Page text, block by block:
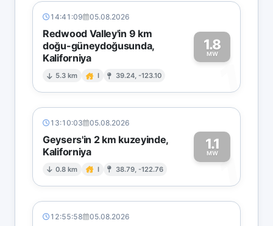
14:41:09 05.08.2026
Redwood Valley'in 9 km
doğu-güneydoğusunda,
Kaliforniya
5.3 km I 39.24, -123.10
1.8
MW
1
13:10:03 05.08.2026
Geysers'in 2 km kuzeyinde,
Kaliforniya
0.8 km I 38.79, -122.76
1.1
MW1
12:55:58 05.08.2026